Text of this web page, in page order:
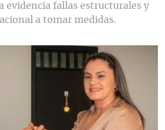
evidencia fallas estructurales y
a tomar medidas.